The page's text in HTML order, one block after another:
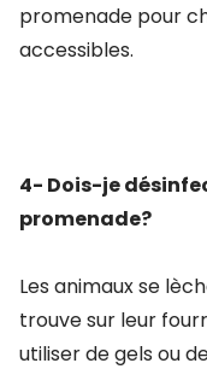
promenade pour
accessibles.
4- Dois-je
promenade?
Les animaux se
trouve sur leur
utiliser de gels ou